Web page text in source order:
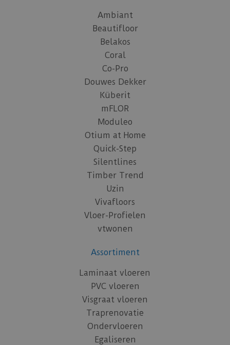
Ambiant
Beautifloor
Belakos
Coral
Co-Pro
Douwes Dekker
Küberit
mFLOR
Moduleo
Otium at Home
Quick-Step
Silentlines
Timber Trend
Uzin
Vivafloors
Vloer-Profielen
vtwonen
Assortiment
Laminaat vloeren
PVC vloeren
Visgraat vloeren
Traprenovatie
Ondervloeren
Egaliseren